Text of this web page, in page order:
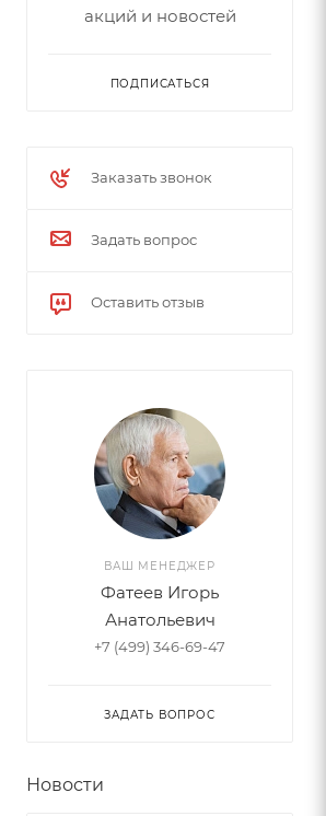
акций и новостей
ПОДПИСАТЬСЯ
Заказать звонок
Задать вопрос
Оставить отзыв
ВАШ МЕНЕДЖЕР
Фатеев Игорь
Анатольевич
+7 (499) 346-69-47
ЗАДАТЬ ВОПРОС
Новости